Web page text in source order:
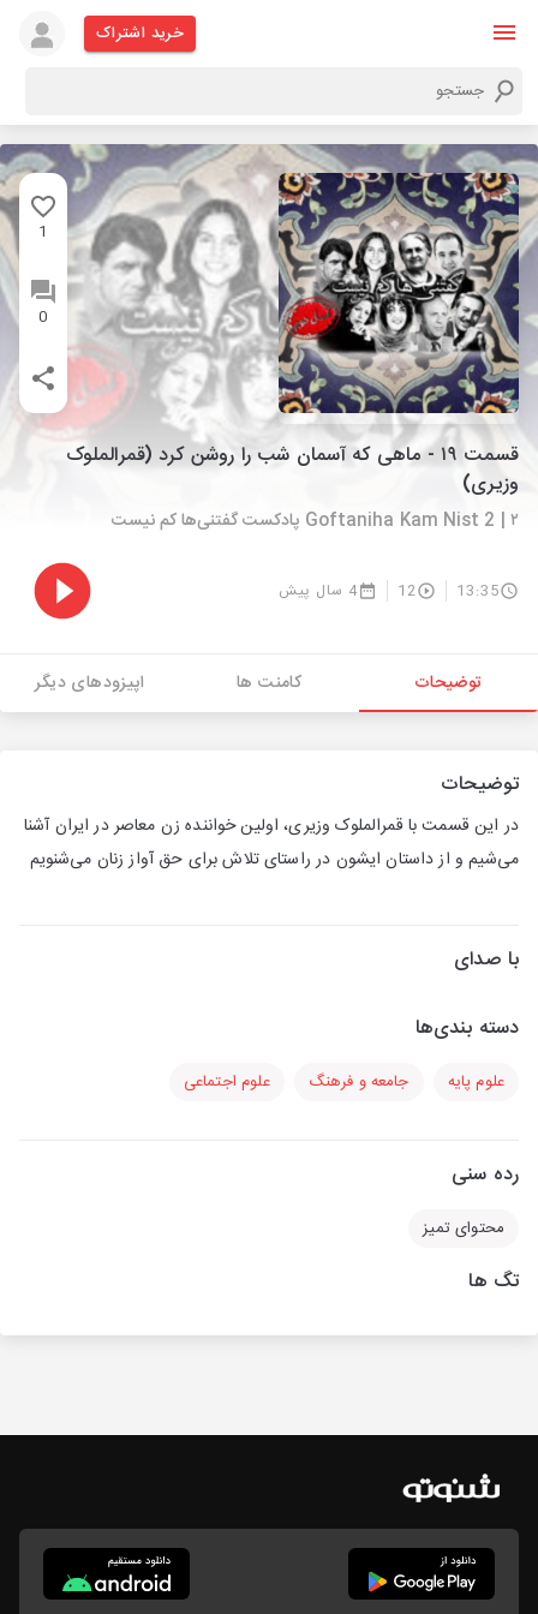
خرید اشتراک
1
0
قسمت ۱۹ - ماهی که آسمان شب را روشن کرد (قمرالملوک
وزیری)
Goftaniha Kam Nist 2 | ۲ پادکست گفتنی‌ها کم نیست
13:35
12 4 سال پیش
توضیحات کامنت ها اپیزودهای دیگر
توضیحات
در این قسمت با قمرالملوک وزیری، اولین خواننده زن معاصر در ایران آشنا
می‌شیم و از داستان ایشون در راستای تلاش برای حق آواز زنان می‌شنویم
با صدای
دسته بندی‌ها
علوم پایه جامعه و فرهنگ علوم اجتماعی
رده سنی
محتوای تمیز
تگ ها